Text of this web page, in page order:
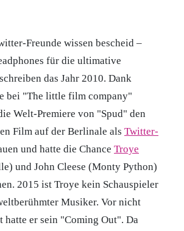
Freunde wissen bescheid –
für die ultimative
das Jahr 2010. Dank
bei "The little film company"
Welt-Premiere von "Spud" den
Film auf der Berlinale als Twitter-
und hatte die Chance Troye
und John Cleese (Monty Python)
2015 ist Troye kein Schauspieler
Musiker. Vor nicht
hatte er sein "Coming Out". Da